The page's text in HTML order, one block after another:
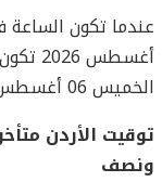
عندما تكون الساعة
أغسطس 2026 تكون الساعة في سريلانكا
الخميس 06 أغسطس 2026.
توقيت الأردن
ونصف